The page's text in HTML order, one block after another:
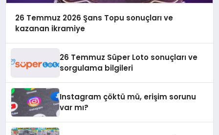
26 Temmuz 2026 Şans Topu sonuçları ve
kazanan ikramiye
26 Temmuz Süper Loto sonuçları ve
sorgulama bilgileri
Instagram çöktü mü, erişim sorunu
var mı?